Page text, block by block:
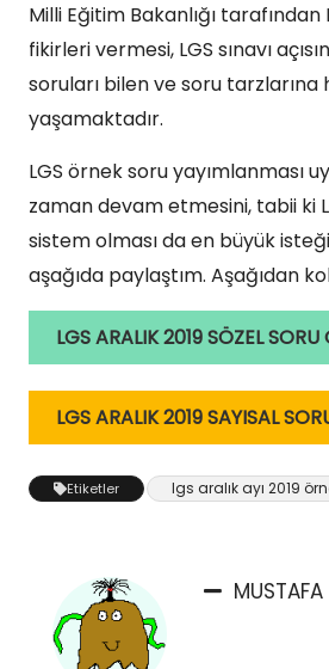
Milli Eğitim Bakanlığı
fikirleri vermesi, LGS sınavı
soruları bilen ve soru tarzlarına
yaşamaktadır.
LGS örnek soru yayımlanması
zaman devam etmesini, tabii ki
sistem olması da en büyük
aşağıda paylaştım. Aşağıdan
LGS ARALIK 2019 SÖZEL SORU
LGS ARALIK 2019 SAYISAL
Etiketler lgs aralık ayı 2019